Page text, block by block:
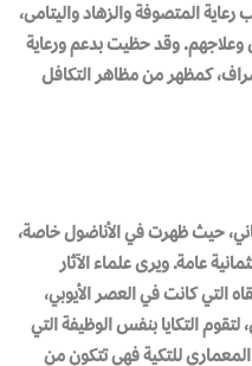
المتصوفة والزهاد واليتامى،
وعلاجهم. وقد حظيت بدعم ورعاية
كمظهر من مظاهر التكافل
حيث ظهرت في الأناضول خاصة،
عامة. ويرى علماء الآثار
التي كانت في العصر الأيوبي،
التكايا بنفس الوظيفة التي
المعماري للتكية فهي تتكون من